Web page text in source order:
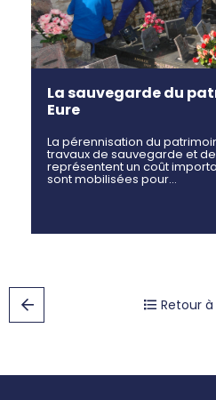
La sauvegarde du
Eure
La pérennisation du
travaux de sauvegarde et
représentent un coût
sont mobilisées pour…
Retour